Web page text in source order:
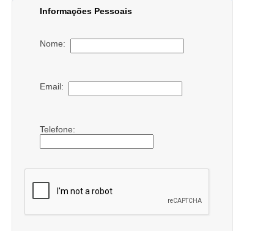
Informações Pessoais
Nome:
Email:
Telefone: